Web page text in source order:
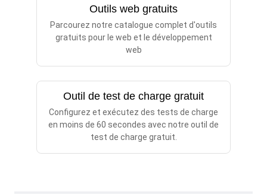
Outils web gratuits
Parcourez notre catalogue complet d'outils
gratuits pour le web et le développement
web
Outil de test de charge gratuit
Configurez et exécutez des tests de charge
en moins de 60 secondes avec notre outil de
test de charge gratuit.